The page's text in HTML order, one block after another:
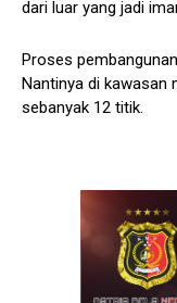
dari luar yang jadi
Proses
Nantinya di kawasan
sebanyak 12 titik.